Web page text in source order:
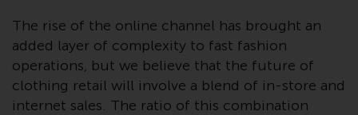
Informationen verlassen.
Haftung
The rise of the online channel has brought an
added layer of complexity to fast fashion
operations, but we believe that the future of
clothing retail will involve a blend of in-store and
internet sales. The ratio of this combination